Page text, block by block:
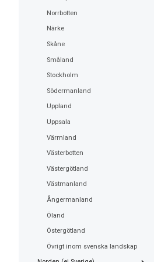
Norrbotten
Närke
Skåne
Småland
Stockholm
Södermanland
Uppland
Uppsala
Värmland
Västerbotten
Västergötland
Västmanland
Ångermanland
Öland
Östergötland
Övrigt inom svenska landskap